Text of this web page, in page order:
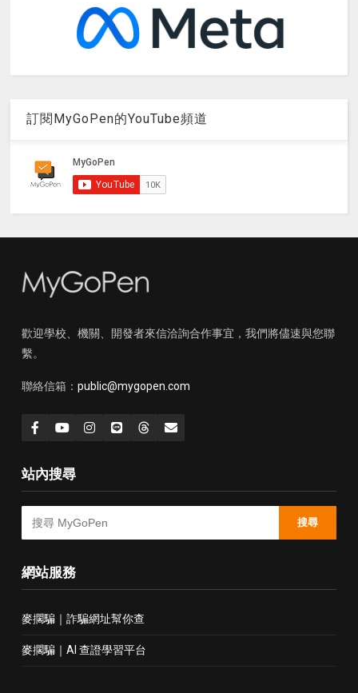
訂閱MyGoPen的YouTube頻道
歡迎學校、機關、開發者來信洽詢合作事宜，我們將儘速與您聯
繫。
聯絡信箱： public@mygopen.com
站內搜尋
搜尋
網站服務
麥擱騙｜詐騙網址幫你查
麥擱騙｜AI 查證學習平台